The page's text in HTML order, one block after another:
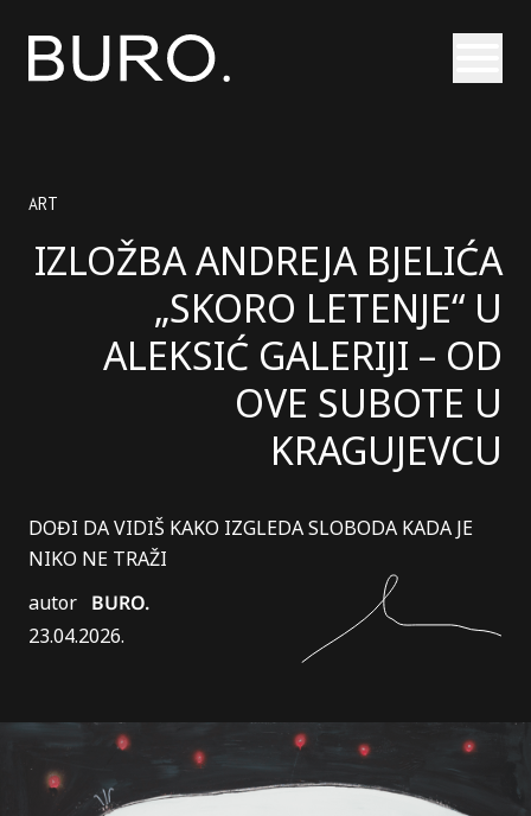
ART
IZLOŽBA ANDREJA BJELIĆA
„SKORO LETENJE“ U
ALEKSIĆ GALERIJI – OD
OVE SUBOTE U
KRAGUJEVCU
DOĐI DA VIDIŠ KAKO IZGLEDA SLOBODA KADA JE
NIKO NE TRAŽI
autor BURO.
23.04.2026.